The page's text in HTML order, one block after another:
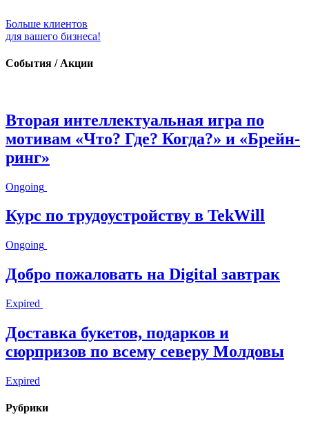
Больше клиентов
для вашего бизнеса!
События / Акции
Вторая интеллектуальная игра по
мотивам «Что? Где? Когда?» и «Брейн-
ринг»
Ongoing
Курс по трудоустройству в TekWill
Ongoing
Добро пожаловать на Digital завтрак
Expired
Доставка букетов, подарков и
сюрпризов по всему северу Молдовы
Expired
Рубрики